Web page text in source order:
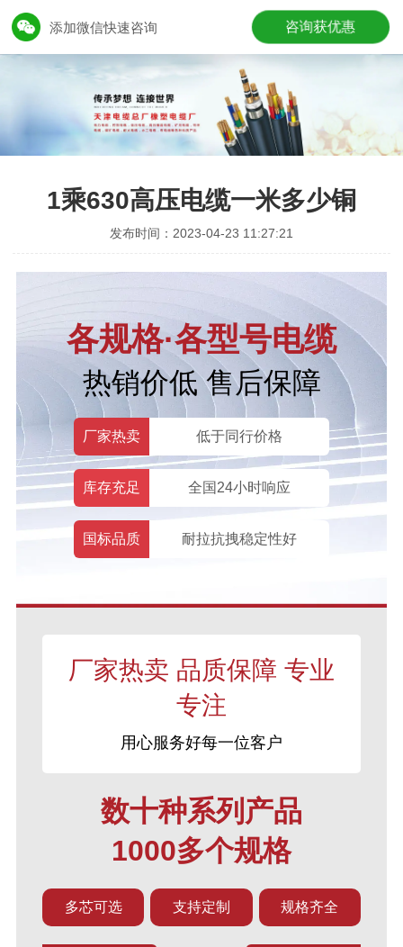
添加微信快速咨询 咨询获优惠
1乘630高压电缆一米多少铜
发布时间：2023-04-23 11:27:21
各规格·各型号电缆
热销价低 售后保障
厂家热卖 低于同行价格
库存充足 全国24小时响应
国标品质 耐拉抗拽稳定性好
厂家热卖 品质保障 专业
专注
用心服务好每一位客户
数十种系列产品
1000多个规格
多芯可选 支持定制 规格齐全